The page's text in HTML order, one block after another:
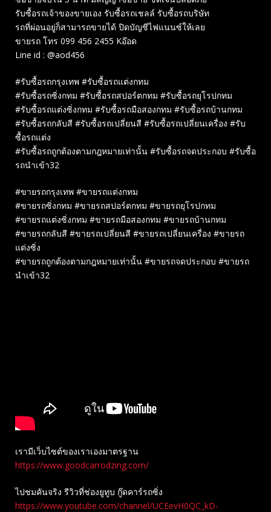
รับซื้อรถเจ้าของขายเอง รับซื้อรถเชลล์ รับซื้อรถบริษัท
รถที่ผ่อนอยู่ก็สามารถขายได้ ปิดบัญชีไฟแนนซ์ให้เลย
ขายรถ โทร 099 456 2455 Kอ๊อด
Line id : @aod456
#รับซื้อรถกรุงเทพ #รับซื้อรถแต่งกทม
#รับซื้อรถซิ่งกทม #รับซื้อรถสปอร์ตกทม #รับซื้อรถยุโรปกทม
#รับซื้อรถแต่งซิ่งกทม #รับซื้อรถมือสองกทม #รับซื้อรถบ้านกทม
#รับซื้อรถกลับสี #รับซื้อรถเปลี่ยนสี #รับซื้อรถเปลี่ยนเครื่อง #รับ
ซื้อรถแต่ง
#รับซื้อรถถูกต้องตามกฎหมายเท่านั้น #รับซื้อรถจดประกอบ #รับซื้อ
รถนำเข้า32
#ขายรถกรุงเทพ #ขายรถแต่งกทม
#ขายรถซิ่งกทม #ขายรถสปอร์ตกทม #ขายรถยุโรปกทม
#ขายรถแต่งซิ่งกทม #ขายรถมือสองกทม #ขายรถบ้านกทม
#ขายรถกลับสี #ขายรถเปลี่ยนสี #ขายรถเปลี่ยนเครื่อง #ขายรถ
แต่งซิ่ง
#ขายรถถูกต้องตามกฎหมายเท่านั้น #ขายรถจดประกอบ #ขายรถ
นำเข้า32
เรามีเว็บไซต์ของเราเองมาตรฐาน
https://www.goodcarrodzing.com/
ไปชมคันจริง รีวิวที่ช่องยู​ทูบ​ กู๊ดคาร์รถซิ่ง
https://www.youtube.com/channel/UCEevH0QC_kD-